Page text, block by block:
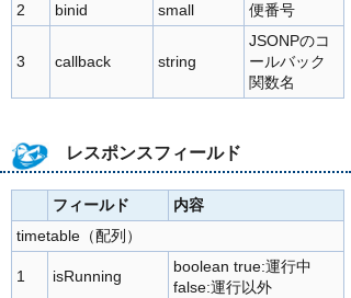
2
binid small 便番号
3 callback string
JSONPのコ
ールバック
関数名
レスポンスフィールド
フィールド
内容
timetable（配列）
1 isRunning
boolean true:運行中
false:運行以外